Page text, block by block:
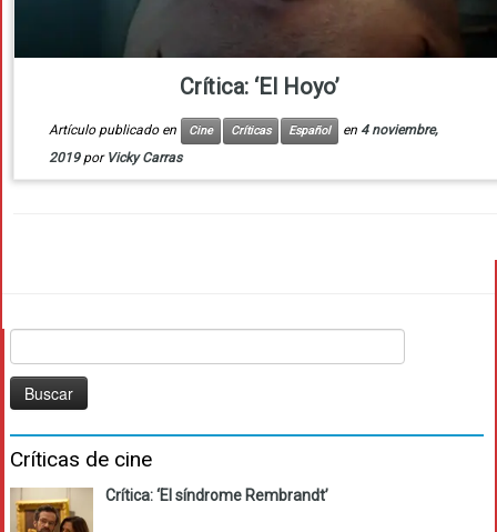
Crítica: ‘El Hoyo’
Artículo publicado en Cine Críticas Español en 4 noviembre,
2019 por Vicky Carras
Críticas de cine
Crítica: ‘El síndrome Rembrandt’